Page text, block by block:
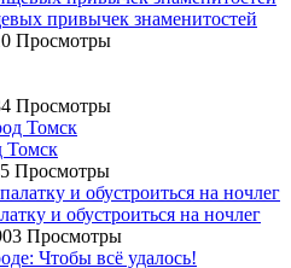
привычек знаменитостей
Просмотры
Просмотры
Томск
Просмотры
и обустроиться на ночлег
Просмотры